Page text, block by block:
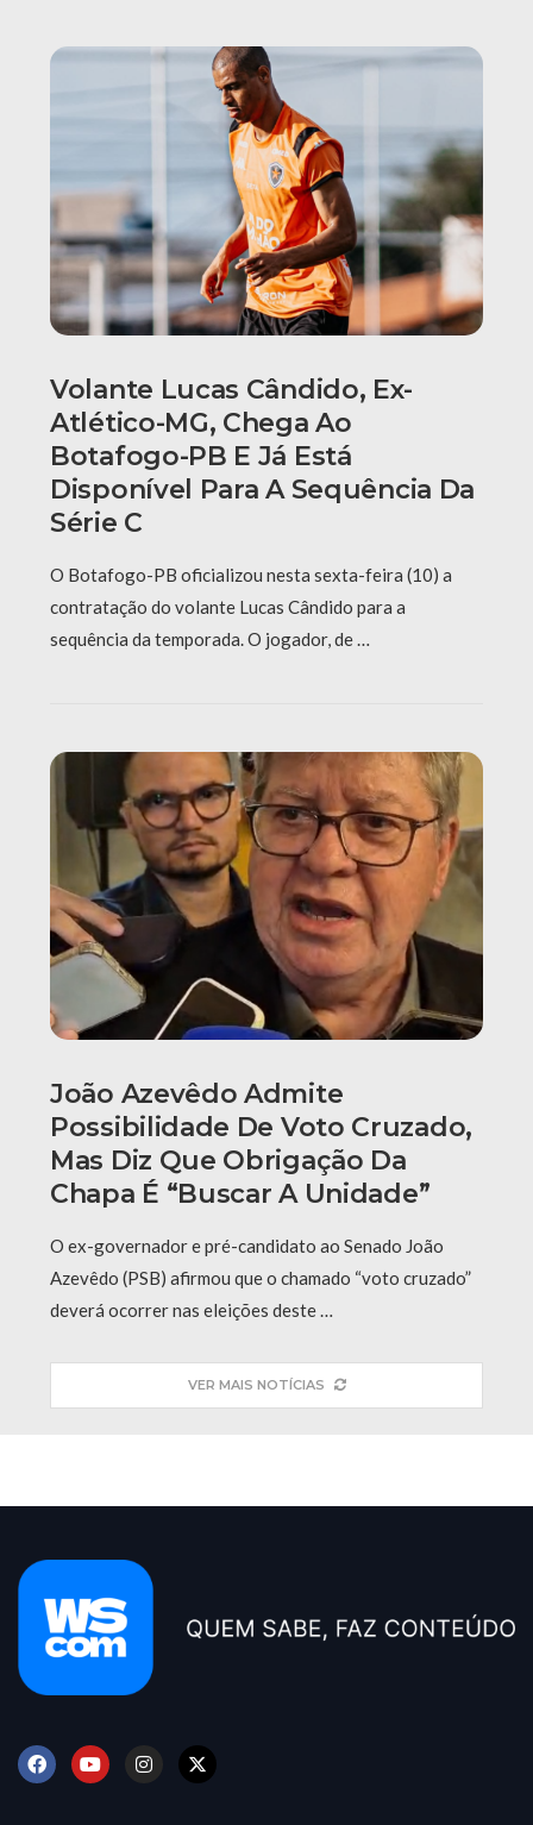
Volante Lucas Cândido, Ex-
Atlético-MG, Chega Ao
Botafogo-PB E Já Está
Disponível Para A Sequência Da
Série C
O Botafogo-PB oficializou nesta sexta-feira (10) a
contratação do volante Lucas Cândido para a
sequência da temporada. O jogador, de …
João Azevêdo Admite
Possibilidade De Voto Cruzado,
Mas Diz Que Obrigação Da
Chapa É “buscar A Unidade”
O ex-governador e pré-candidato ao Senado João
Azevêdo (PSB) afirmou que o chamado “voto cruzado”
deverá ocorrer nas eleições deste …
VER MAIS NOTÍCIAS